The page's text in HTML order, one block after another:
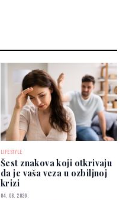
LIFESTYLE
Šest znakova koji otkrivaju
da je vaša veza u ozbiljnoj
krizi
04. 08. 2026.